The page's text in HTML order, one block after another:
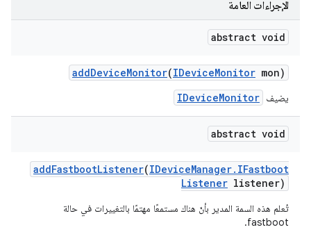
الإجراءات العامة
abstract void
addDeviceMonitor(IDeviceMonitor mon)
يضيف IDeviceMonitor
abstract void
addFastbootListener(IDeviceManager. IFastboot
Listener listener)
تُعلم هذه السمة المدير بأنّ هناك مستمعًا مهتمًا بالتغييرات في حالة
fastboot.